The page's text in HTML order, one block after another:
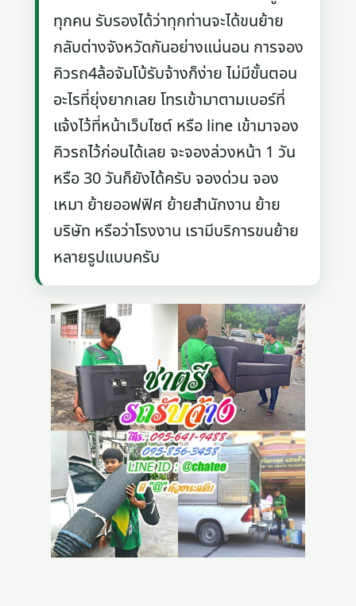
ทุกคน รับรองได้ว่าทุกท่านจะได้ขนย้าย
กลับต่างจังหวัดกันอย่างแน่นอน การจอง
คิวรถ4ล้อจัมโบ้รับจ้างก็ง่าย ไม่มีขั้นตอน
อะไรที่ยุ่งยากเลย โทรเข้ามาตามเบอร์ที่
แจ้งไว้ที่หน้าเว็บไซต์ หรือ line เข้ามาจอง
คิวรถไว้ก่อนได้เลย จะจองล่วงหน้า 1 วัน
หรือ 30 วันก็ยังได้ครับ จองด่วน จอง
เหมา ย้ายออฟฟิศ ย้ายสำนักงาน ย้าย
บริษัท หรือว่าโรงงาน เรามีบริการขนย้าย
หลายรูปแบบครับ